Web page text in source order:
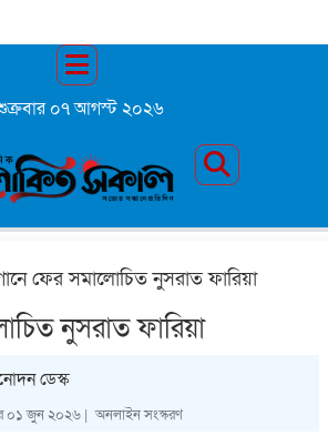
০৭ আগস্ট ২০২৬
ফের সমালোচিত নুসরাত ফারিয়া
নুসরাত ফারিয়া
ডেস্ক
০১ জুন ২০২৬ | অনলাইন সংস্করণ